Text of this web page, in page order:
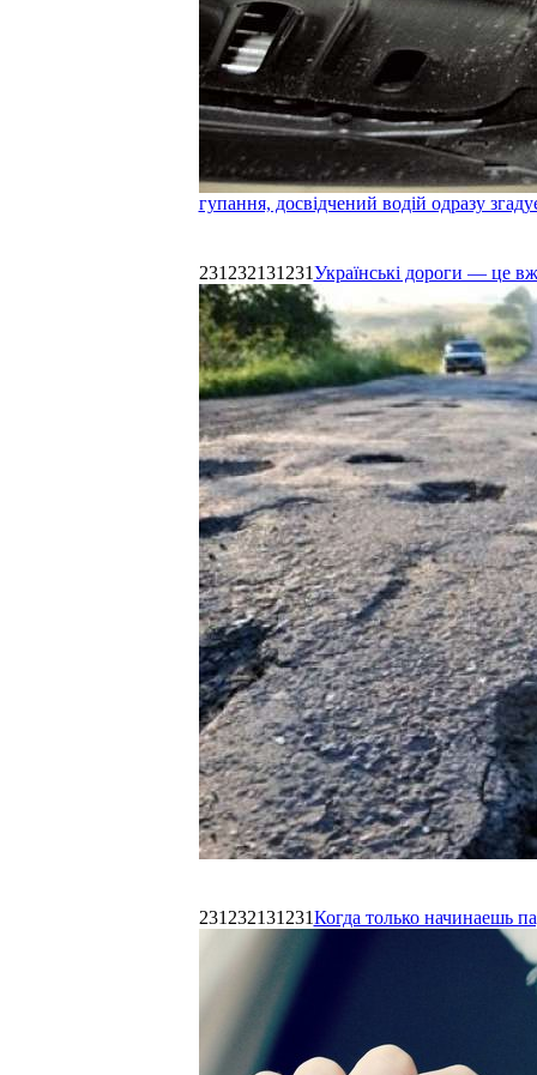
гупання, досвідчений водій одразу
231232131231Українські дороги — це
231232131231Когда только начинаешь